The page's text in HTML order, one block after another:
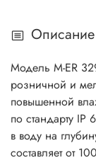
Описание
Модель M-ER
розничной и
повышенной
по стандарту IP
в воду на
составляет от